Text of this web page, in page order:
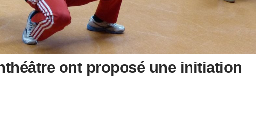
ont proposé une initiation